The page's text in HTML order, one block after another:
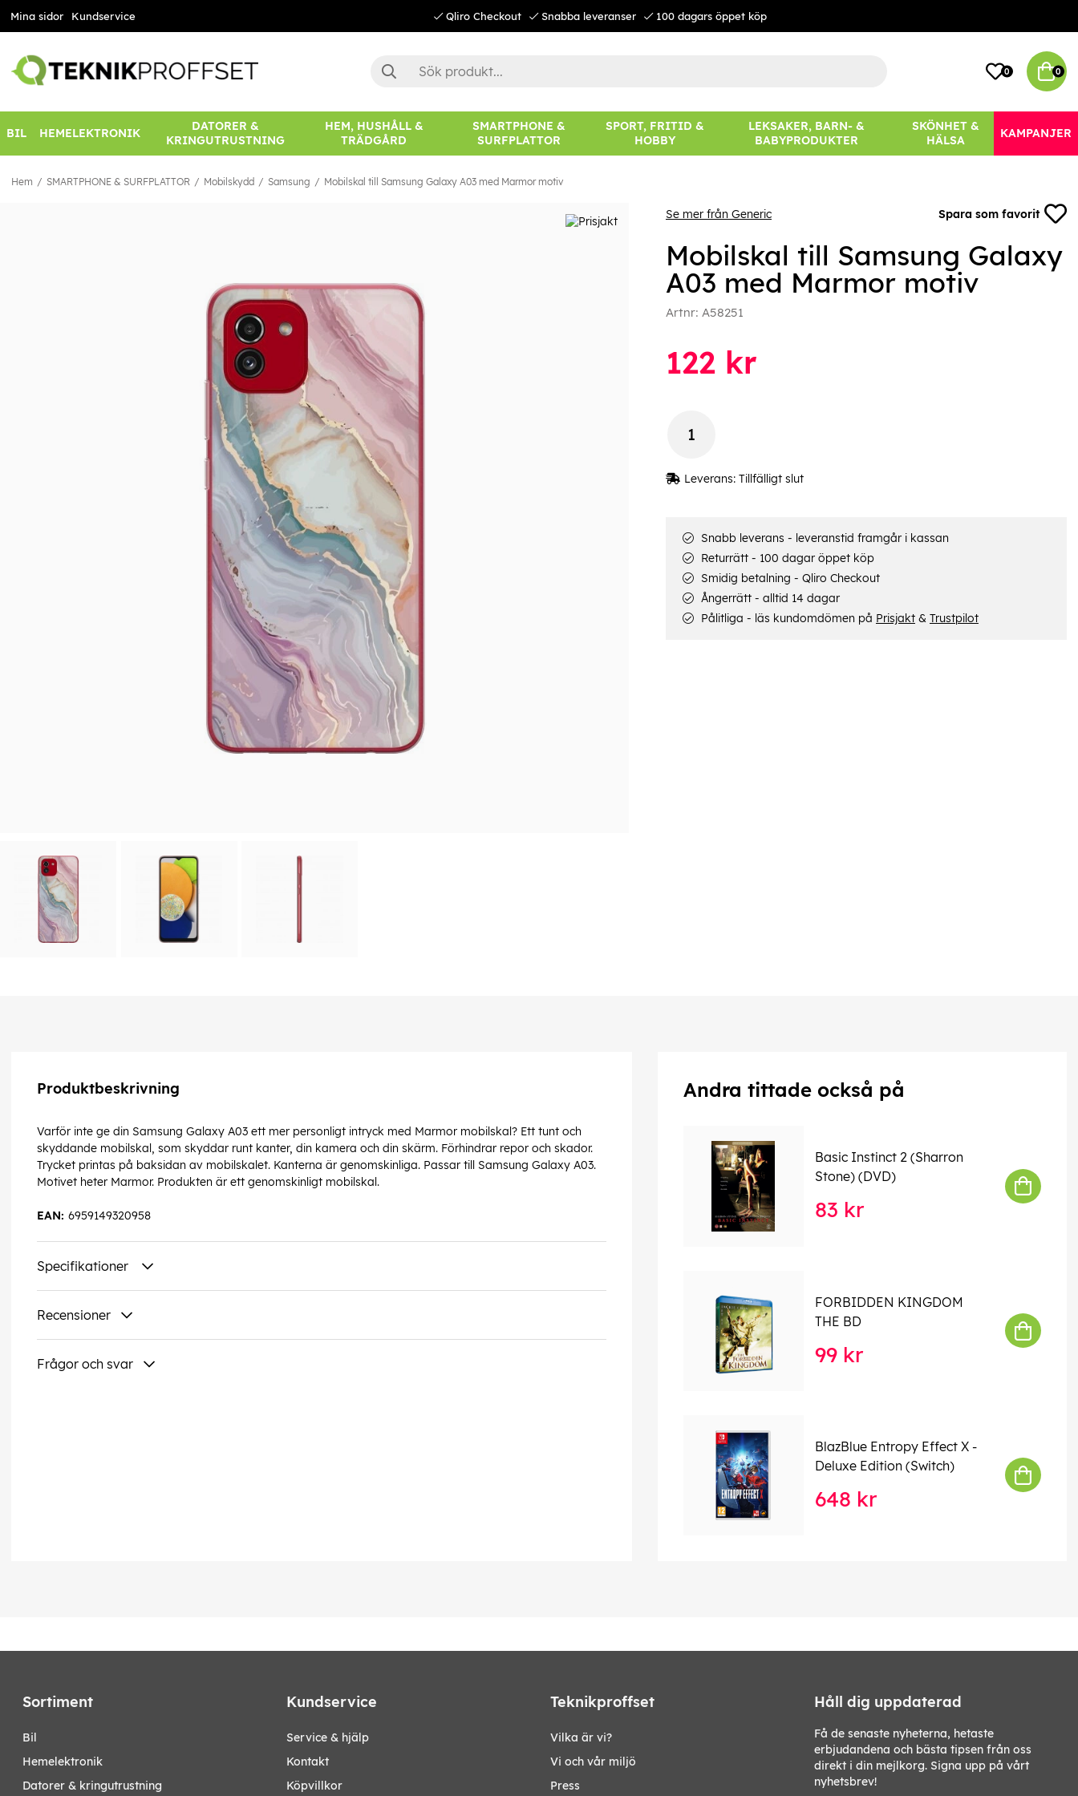
Mina sidor Kundservice Qliro Checkout Snabba leveranser 100 dagars öppet köp
0 0
BIL HEMELEKTRONIK
DATORER &
KRINGUTRUSTNING
HEM, HUSHÅLL &
TRÄDGÅRD
SMARTPHONE &
SURFPLATTOR
SPORT, FRITID &
HOBBY
LEKSAKER, BARN- &
BABYPRODUKTER
SKÖNHET &
HÄLSA
KAMPANJER
Hem SMARTPHONE & SURFPLATTOR Mobilskydd Samsung Mobilskal till Samsung Galaxy A03 med Marmor motiv
Se mer från Generic Spara som favorit
Mobilskal till Samsung Galaxy
A03 med Marmor motiv
Artnr: A58251
122kr
Leverans: Tillfälligt slut
Snabb leverans - leveranstid framgår i kassan
Returrätt - 100 dagar öppet köp
Smidig betalning - Qliro Checkout
Ångerrätt - alltid 14 dagar
Pålitliga - läs kundomdömen på Prisjakt& Trustpilot
Produktbeskrivning
Varför inte ge din Samsung Galaxy A03 ett mer personligt intryck med Marmor mobilskal? Ett tunt och
skyddande mobilskal, som skyddar runt kanter, din kamera och din skärm. Förhindrar repor och skador.
Trycket printas på baksidan av mobilskalet. Kanterna är genomskinliga. Passar till Samsung Galaxy A03.
Motivet heter Marmor. Produkten är ett genomskinligt mobilskal.
6959149320958
EAN:
Specifikationer
Recensioner
Frågor och svar
Andra tittade också på
Basic Instinct 2 (Sharron
Stone) (DVD)
83 kr
FORBIDDEN KINGDOM
THE BD
99 kr
BlazBlue Entropy Effect X -
Deluxe Edition (Switch)
648 kr
Sortiment
bil
hemelektronik
datorer & kringutrustning
Kundservice
Service & hjälp
Kontakt
Köpvillkor
Teknikproffset
Vilka är vi?
Vi och vår miljö
Press
Håll dig uppdaterad
Få de senaste nyheterna, hetaste
erbjudandena och bästa tipsen från oss
direkt i din mejlkorg. Signa upp på vårt
nyhetsbrev!